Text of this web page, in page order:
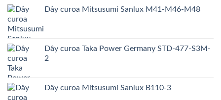
Dây curoa Mitsusumi Sanlux M41-M46-M48
Dây curoa Taka Power Germany STD-477-S3M-
2
Dây curoa Mitsusumi Sanlux B110-3